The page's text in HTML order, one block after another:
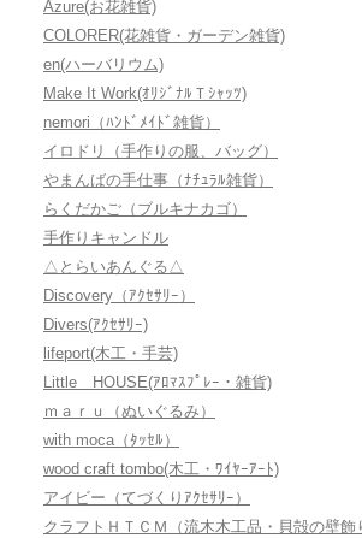
Azure(お花雑貨)
COLORER(花雑貨・ガーデン雑貨)
en(ハーバリウム)
Make It Work(ｵﾘｼﾞﾅﾙＴｼｬｯﾂ)
nemori（ﾊﾝﾄﾞﾒｲﾄﾞ雑貨）
イロドリ（手作りの服、バッグ）
やまんばの手仕事（ﾅﾁｭﾗﾙ雑貨）
らくだかご（ブルキナカゴ）
手作りキャンドル
△とらいあんぐる△
Discovery（ｱｸｾｻﾘｰ）
Divers(ｱｸｾｻﾘｰ)
lifeport(木工・手芸)
Little HOUSE(ｱﾛﾏｽﾌﾟﾚｰ・雑貨)
ｍａｒｕ（ぬいぐるみ）
with moca（ﾀｯｾﾙ）
wood craft tombo(木工・ﾜｲﾔｰｱｰﾄ)
アイビー（てづくりｱｸｾｻﾘｰ）
クラフトＨＴＣＭ（流木木工品・貝殻の壁飾